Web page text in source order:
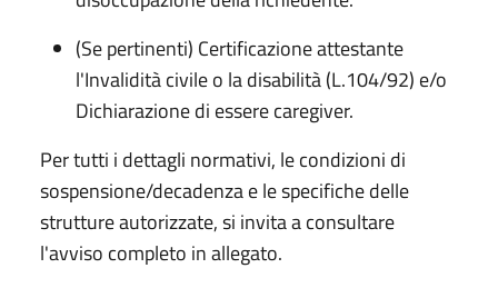
(Se pertinenti) Certificazione attestante
l'Invalidità civile o la disabilità (L.104/92) e/o
Dichiarazione di essere caregiver.
Per tutti i dettagli normativi, le condizioni di
sospensione/decadenza e le specifiche delle
strutture autorizzate, si invita a consultare
l'avviso completo in allegato.